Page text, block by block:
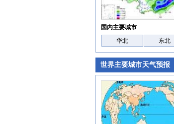
国内主要城市
华北
东北
世界主要城市天气预报